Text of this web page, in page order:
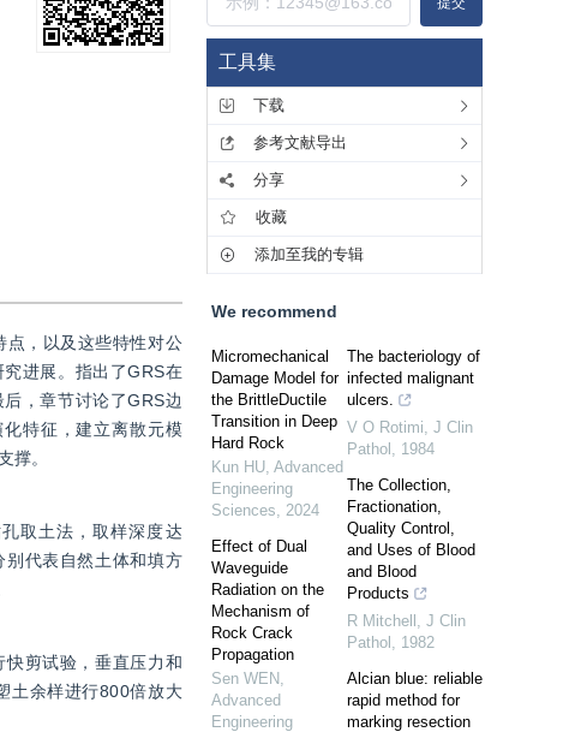
点，以及这些特性对公
进展。指出了GRS在
，章节讨论了GRS边
特征，建立离散元模
撑。
取土法，取样深度达
代表自然土体和填方
剪试验，垂直压力和
土余样进行800倍放大
工具集
下载
参考文献导出
分享
收藏
添加至我的专辑
We recommend
Micromechanical
Damage Model for
the BrittleDuctile
Transition in Deep
Hard Rock
Kun HU, Advanced
Engineering
Sciences, 2024
Effect of Dual
Waveguide
Radiation on the
Mechanism of
Rock Crack
Propagation
Sen WEN ,
Advanced
Engineering
The bacteriology of
infected malignant
ulcers.
V O Rotimi, J Clin
Pathol , 1984
The Collection,
Fractionation,
Quality Control,
and Uses of Blood
and Blood
Products
R Mitchell , J Clin
Pathol , 1982
Alcian blue: reliable
rapid method for
marking resection